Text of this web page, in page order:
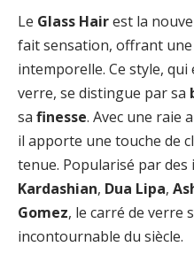
Le Glass Hairest la
fait sensation, offrant
intemporelle. Ce style, qui
verre, se distingue par sa
sa finesse. Avec une raie
il apporte une touche de
tenue. Popularisé par des
Kardashian, Dua Lipa,
Gomez, le carré de verre
incontournable du siècle.